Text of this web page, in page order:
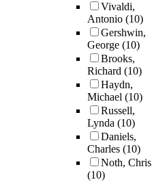
Vivaldi,
Antonio (10)
Gershwin,
George (10)
Brooks,
Richard (10)
Haydn,
Michael (10)
Russell,
Lynda (10)
Daniels,
Charles (10)
Noth, Chris
(10)